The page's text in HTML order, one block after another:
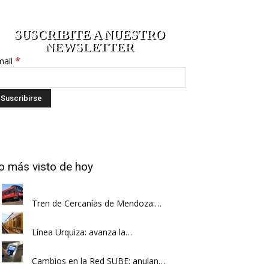
SUSCRIBITE A NUESTRO
NEWSLETTER
*
más visto de hoy
Tren de Cercanías de Mendoza:…
Línea Urquiza: avanza la…
Cambios en la Red SUBE: anulan…